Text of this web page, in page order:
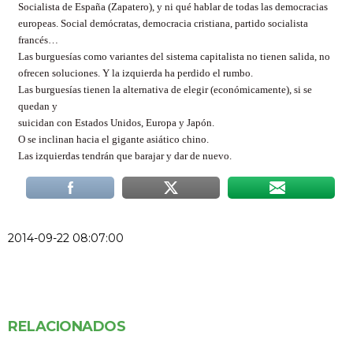
Socialista de España (Zapatero), y ni qué hablar de todas las democracias
europeas. Social demócratas, democracia cristiana, partido socialista
francés…
Las burguesías como variantes del sistema capitalista no tienen salida, no
ofrecen soluciones. Y la izquierda ha perdido el rumbo.
Las burguesías tienen la alternativa de elegir (económicamente), si se
quedan y
suicidan con Estados Unidos, Europa y Japón.
O se inclinan hacia el gigante asiático chino.
Las izquierdas tendrán que barajar y dar de nuevo.
2014-09-22 08:07:00
RELACIONADOS